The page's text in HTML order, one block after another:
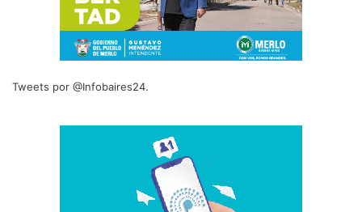
Tweets por @Infobaires24.